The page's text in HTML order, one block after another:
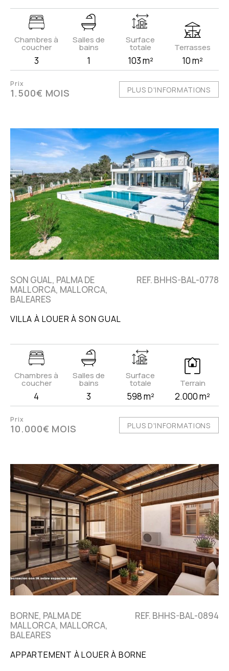
Chambres à
coucher
3
Salles de
bains
1
Surface
totale
103 m²
Terrasses
10 m²
Prix
1.500€ MOIS PLUS D'INFORMATIONS
SON GUAL, PALMA DE
MALLORCA, MALLORCA,
BALEARES
REF. BHHS-BAL-0778
VILLA À LOUER À SON GUAL
Chambres à
coucher
4
Salles de
bains
3
Surface
totale
598 m²
Terrain
2.000 m²
Prix
10.000€ MOIS PLUS D'INFORMATIONS
BORNE, PALMA DE
MALLORCA, MALLORCA,
BALEARES
REF. BHHS-BAL-0894
APPARTEMENT À LOUER À BORNE